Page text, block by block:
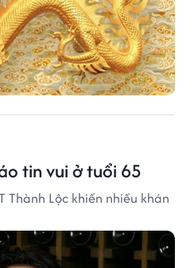
tin vui ở tuổi 65
Thành Lộc khiến nhiều khán